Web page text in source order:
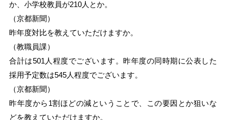
か、小学校教員が210人とか。
（京都新聞）
昨年度対比を教えていただけますか。
（教職員課）
合計は501人程度でございます。昨年度の同時期に公表した
採用予定数は545人程度でございます。
（京都新聞）
昨年度から1割ほどの減ということで、この要因とか狙いな
どを教えていただけますか。